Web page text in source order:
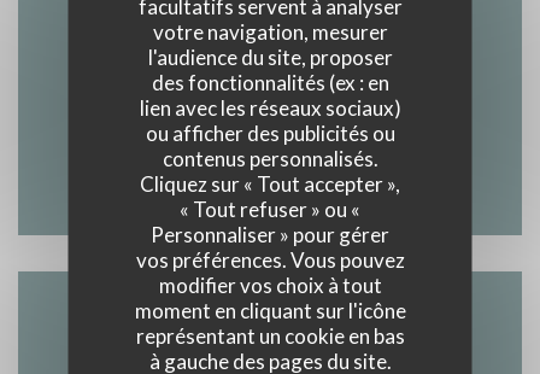
facultatifs servent à analyser
votre navigation, mesurer
l'audience du site, proposer
des fonctionnalités (ex : en
lien avec les réseaux sociaux)
ou afficher des publicités ou
contenus personnalisés.
Cliquez sur « Tout accepter »,
« Tout refuser » ou «
Personnaliser » pour gérer
vos préférences. Vous pouvez
modifier vos choix à tout
moment en cliquant sur l'icône
représentant un cookie en bas
à gauche des pages du site.
32 COURS DE LA VILAINE 35510 CESSON
SEVIGNE((ouvre une nouvelle
02 99 83 82 06
Facebook ((ouvre une nouvelle
Instagram ((ouvre une
Nous contacter